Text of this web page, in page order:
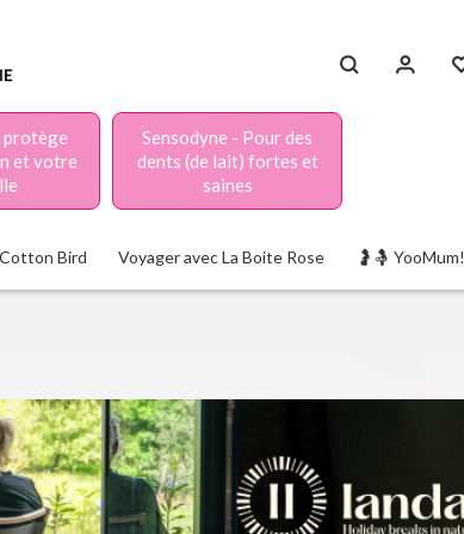
et votre
Sensodyne - Pour des
dents (de lait) fortes et
saines
Bird Voyager avec La Boite Rose 🤰🤱 YooMum!